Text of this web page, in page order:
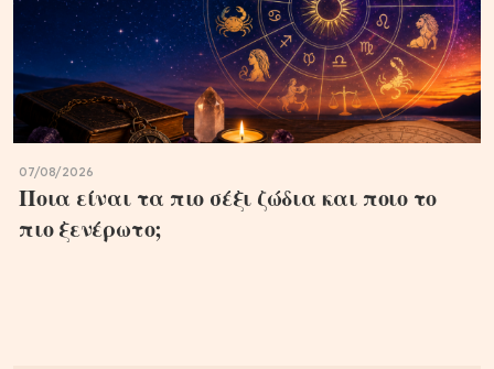
07/08/2026
Ποια είναι τα πιο σέξι ζώδια και ποιο το
πιο ξενέρωτο;